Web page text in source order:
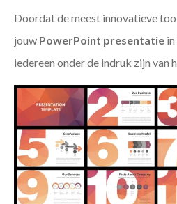
Doordat de meest innovatieve
jouw PowerPoint presentatie
iedereen onder de indruk zijn van